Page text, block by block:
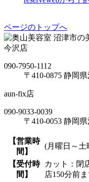
ページのトップへ
沼津市の
今沢店
090-7950-1112
〒410-0875 静岡
aun-fix店
090-9033-0039
〒410-0053 静岡
【営業時
間】
(月曜日～土
【受付時
間】
カット：閉
店150分前